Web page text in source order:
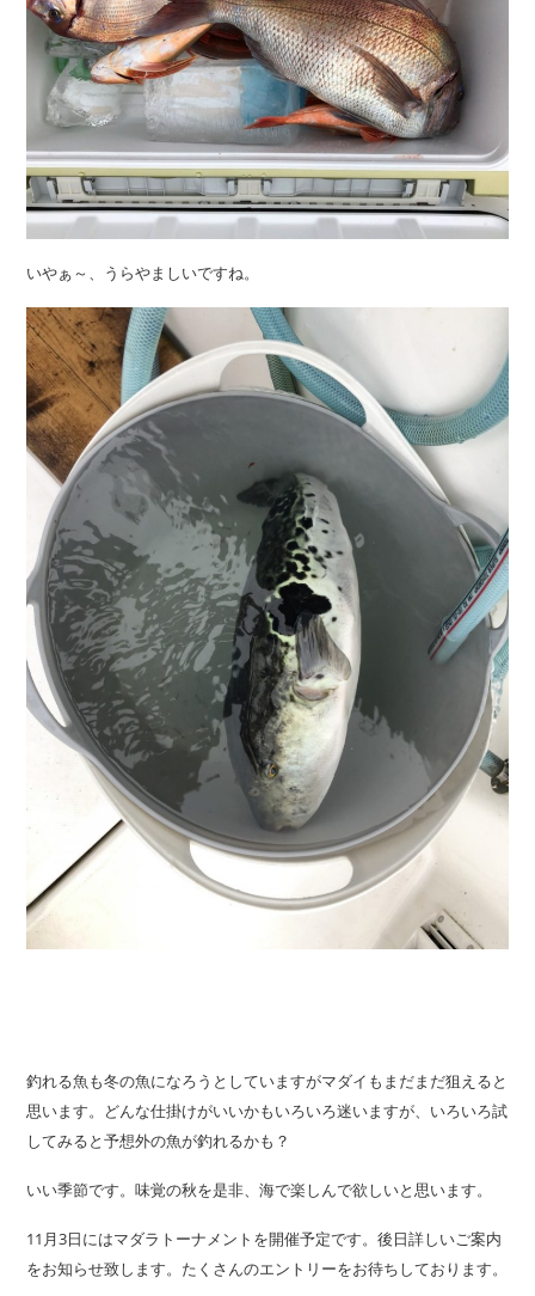
いやぁ～、うらやましいですね。
釣れる魚も冬の魚になろうとしていますがマダイもまだまだ狙えると
思います。どんな仕掛けがいいかもいろいろ迷いますが、いろいろ試
してみると予想外の魚が釣れるかも？
いい季節です。味覚の秋を是非、海で楽しんで欲しいと思います。
11月3日にはマダラトーナメントを開催予定です。後日詳しいご案内
をお知らせ致します。たくさんのエントリーをお待ちしております。